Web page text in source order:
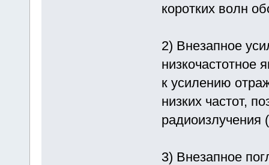
коротких волн
2) Внезапное
низкочастотное
к усилению
низких частот,
радиоизлучения
3) Внезапное